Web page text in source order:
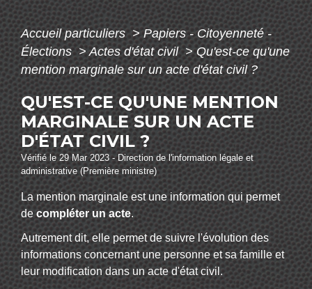
Accueil particuliers> Papiers - Citoyenneté -
Élections> Actes d'état civil> Qu'est-ce qu'une
mention marginale sur un acte d'état civil ?
QU'EST-CE QU'UNE MENTION
MARGINALE SUR UN ACTE
D'ÉTAT CIVIL ?
Vérifié le 29 Mar 2023 - Direction de l'information légale et
administrative (Première ministre)
La mention marginale est une information qui permet
de compléter un acte.
Autrement dit, elle permet de suivre l'évolution des
informations concernant une personne et sa famille et
leur modification dans un acte d'état civil.